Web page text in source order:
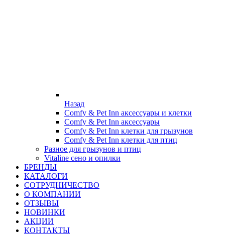
Назад
Comfy & Pet Inn аксессуары и клетки
Comfy & Pet Inn аксессуары
Comfy & Pet Inn клетки для грызунов
Comfy & Pet Inn клетки для птиц
Разное для грызунов и птиц
Vitaline сено и опилки
БРЕНДЫ
КАТАЛОГИ
СОТРУДНИЧЕСТВО
О КОМПАНИИ
ОТЗЫВЫ
НОВИНКИ
АКЦИИ
КОНТАКТЫ